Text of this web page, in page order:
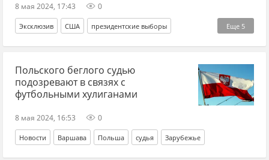
8 мая 2024, 17:43 0
Еще 5
Эксклюзив США президентские выборы
Дональд Трамп Джо Байден
Роберт Кеннеди-младший Нью-Йорк
Польского беглого судью
подозревают в связях с
футбольными хулиганами
8 мая 2024, 16:53 0
Новости Варшава Польша судья Зарубежье